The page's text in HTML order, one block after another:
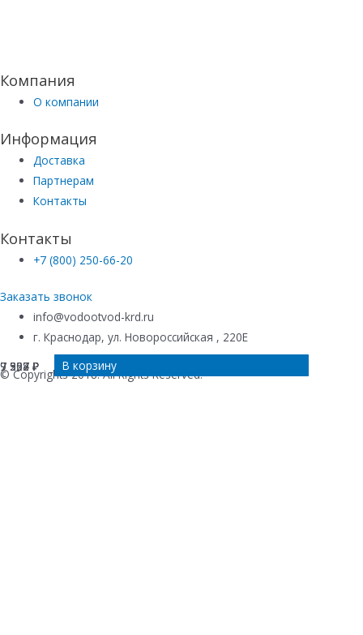
7 307 ₽ В корзину
9 928 ₽ В корзину
9 594 ₽ В корзину
7 252 ₽ В корзину
Компания
О компании
Информация
Доставка
Партнерам
Контакты
Контакты
+7 (800) 250-66-20
Заказать звонок
info@vodootvod-krd.ru
г. Краснодар, ул. Новороссийская , 220Е
© Copyrights 2018. All Rights Reserved.